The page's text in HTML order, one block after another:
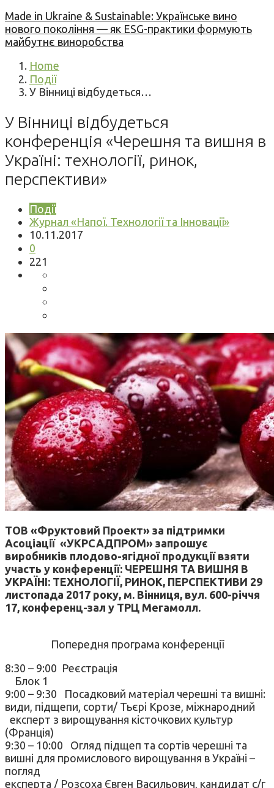
Made in Ukraine & Sustainable: Українське вино
нового покоління — як ESG-практики формують
майбутнє виноробства
Home
Події
У Вінниці відбудеться…
У Вінниці відбудеться
конференція «Черешня та вишня в
Україні: технології, ринок,
перспективи»
Події
Журнал «Напої. Технології та Інновації»
10.11.2017
0
221
ТОВ «Фруктовий Проект» за підтримки
Асоціації «УКРСАДПРОМ» запрошує
виробників плодово-ягідної продукції взяти
участь у конференції: ЧЕРЕШНЯ ТА ВИШНЯ В
УКРАЇНІ: ТЕХНОЛОГІЇ, РИНОК, ПЕРСПЕКТИВИ 29
листопада 2017 року, м. Вінниця, вул. 600-річчя
17, конференц-зал у ТРЦ Мегамолл.
Попередня програма конференції
8:30 – 9:00 Реєстрація
Блок 1
9:00 – 9:30 Посадковий матеріал черешні та вишні:
види, підщепи, сорти/ Тьєрі Крозе, міжнародний
експерт з вирощування кісточкових культур
(Франція)
9:30 – 10:00 Огляд підщеп та сортів черешні та
вишні для промислового вирощування в Україні –
погляд
експерта / Розсоха Євген Васильович, кандидат с/г